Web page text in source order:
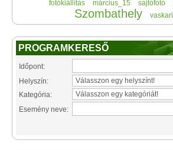
fotókiállítás március_15 sajtófotó
Szombathely
PROGRAMKERESŐ
Időpont:
Helyszín:
Kategória:
Esemény neve: